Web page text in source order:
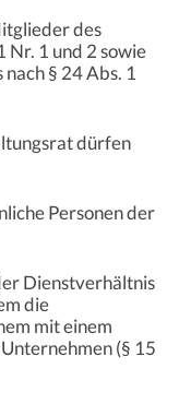
des
Nr. 1 und 2 sowie
§ 24 Abs. 1
dürfen
Personen der
Dienstverhältnis
die
mit einem
(§ 15